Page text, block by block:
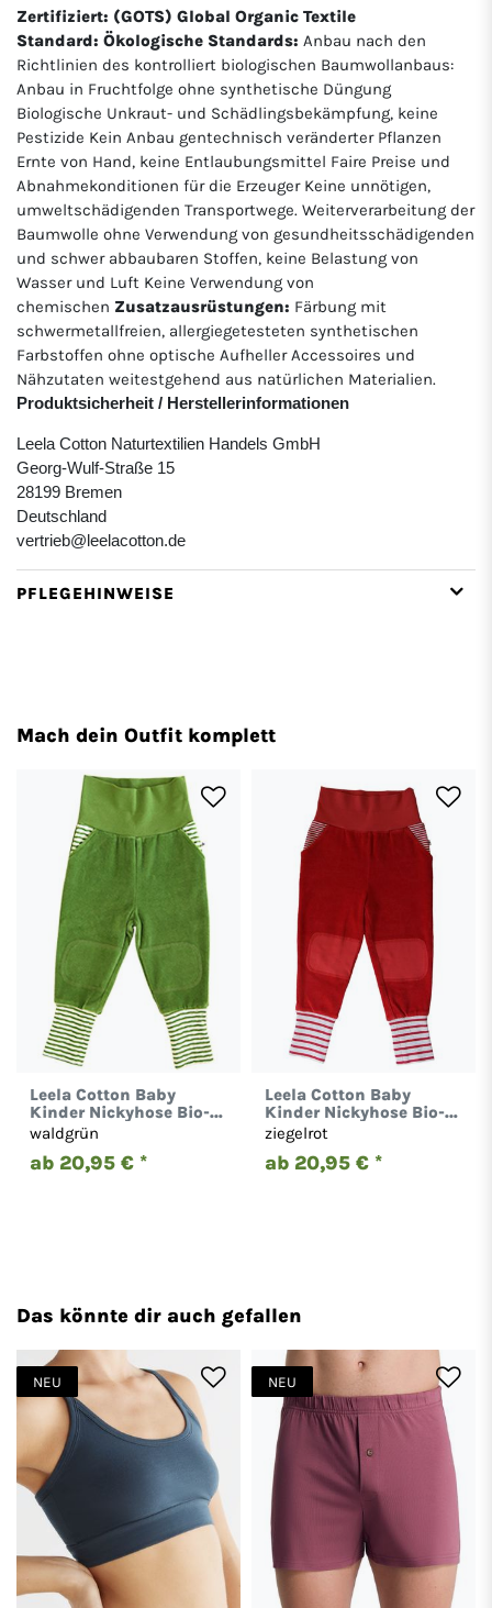
Zertifiziert: (GOTS) Global Organic Textile
Standard: Ökologische Standards: Anbau nach den
Richtlinien des kontrolliert biologischen Baumwollanbaus:
Anbau in Fruchtfolge ohne synthetische Düngung
Biologische Unkraut- und Schädlingsbekämpfung, keine
Pestizide Kein Anbau gentechnisch veränderter Pflanzen
Ernte von Hand, keine Entlaubungsmittel Faire Preise und
Abnahmekonditionen für die Erzeuger Keine unnötigen,
umweltschädigenden Transportwege. Weiterverarbeitung der
Baumwolle ohne Verwendung von gesundheitsschädigenden
und schwer abbaubaren Stoffen, keine Belastung von
Wasser und Luft Keine Verwendung von
chemischen Zusatzausrüstungen: Färbung mit
schwermetallfreien, allergiegetesteten synthetischen
Farbstoffen ohne optische Aufheller Accessoires und
Nähzutaten weitestgehend aus natürlichen Materialien.
Produktsicherheit / Herstellerinformationen
Leela Cotton Naturtextilien Handels GmbH
Georg-Wulf-Straße 15
28199 Bremen
Deutschland
vertrieb@leelacotton.de
PFLEGEHINWEISE
Mach dein Outfit komplett
Leela Cotton Baby
Kinder Nickyhose Bio-
Baumwolle Hose 2157
waldgrün
ab 20,95 € *
Leela Cotton Baby
Kinder Nickyhose Bio-
Baumwolle Hose 2157
ziegelrot
ab 20,95 € *
Das könnte dir auch gefallen
NEU NEU